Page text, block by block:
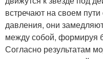
встречают на своем
давления, они
между собой, формируя
Согласно результатам